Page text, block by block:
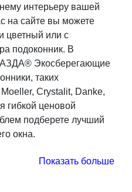
интерьеру вашей
на сайте вы можете
цветный или с
подоконник. В
Экосберегающие
таких
Crystalit, Danke,
гибкой ценовой
подберете лучший
окна.
Показать больше